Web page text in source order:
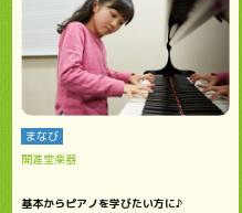
まなび
開進堂楽器
基本からピアノを学びたい方に♪